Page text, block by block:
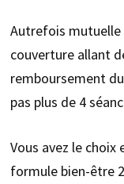
Autrefois mutuelle
couverture allant
remboursement
pas plus de 4
Vous avez le
formule bien-être